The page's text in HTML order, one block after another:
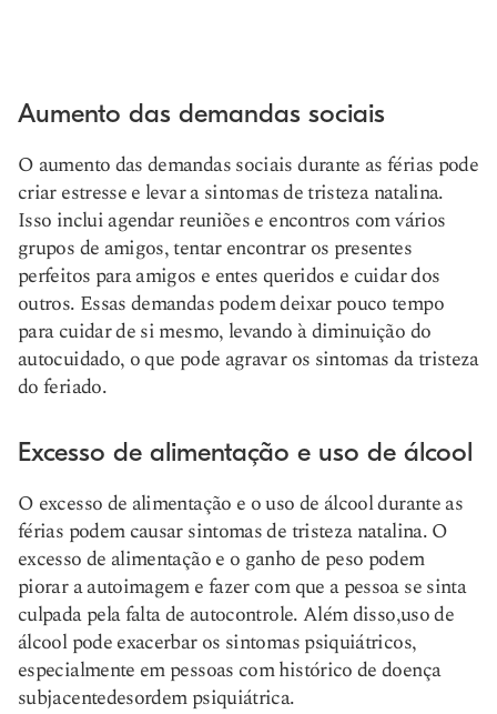
Aumento das demandas sociais
O aumento das demandas sociais durante as férias pode
criar estresse e levar a sintomas de tristeza natalina.
Isso inclui agendar reuniões e encontros com vários
grupos de amigos, tentar encontrar os presentes
perfeitos para amigos e entes queridos e cuidar dos
outros. Essas demandas podem deixar pouco tempo
para cuidar de si mesmo, levando à diminuição do
autocuidado, o que pode agravar os sintomas da tristeza
do feriado.
Excesso de alimentação e uso de álcool
O excesso de alimentação e o uso de álcool durante as
férias podem causar sintomas de tristeza natalina. O
excesso de alimentação e o ganho de peso podem
piorar a autoimagem e fazer com que a pessoa se sinta
culpada pela falta de autocontrole. Além disso,uso de
álcoolpode exacerbar os sintomas psiquiátricos,
especialmente em pessoas com histórico de doença
subjacentedesordem psiquiátrica.